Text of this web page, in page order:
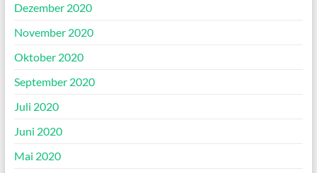
Dezember 2020
November 2020
Oktober 2020
September 2020
Juli 2020
Juni 2020
Mai 2020